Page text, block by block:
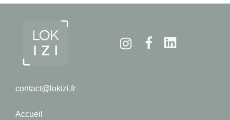
contact@lokizi.fr
InstagramFacebook
Accueil